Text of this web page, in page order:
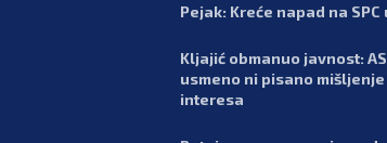
Pejak: Kreće napad na SPC
Kljajić obmanuo javnost:
usmeno ni pisano
interesa